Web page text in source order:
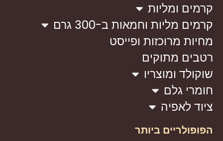
קרמים ומליות
קרמים מליות וחמאות ב-300 גרם
מחיות מרוכזות ופייסט
רטבים מתוקים
שוקולד ומוצריו
חומרי גלם
ציוד לאפיה
הפופולריים ביותר